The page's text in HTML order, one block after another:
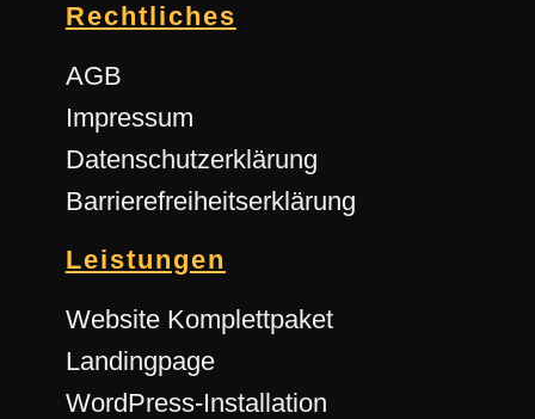
Rechtliches
AGB
Impressum
Datenschutzerklärung
Barrierefreiheitserklärung
Leistungen
Website Komplettpaket
Landingpage
WordPress-Installation